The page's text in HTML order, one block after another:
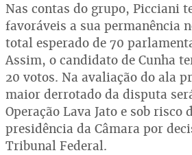
Nas contas do grupo, Picciani
favoráveis a sua permanência
total esperado de 70
Assim, o candidato de Cunha
20 votos. Na avaliação do ala
maior derrotado da disputa
Operação Lava Jato e sob risco
presidência da Câmara por
Tribunal Federal.